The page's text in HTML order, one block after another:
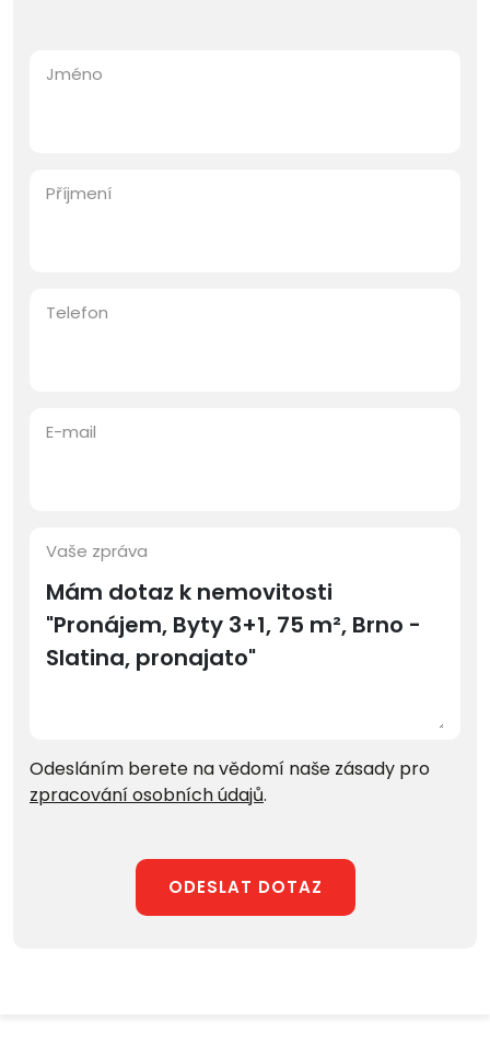
Jméno
Příjmení
Telefon
E-mail
Vaše zpráva
Odesláním berete na vědomí naše zásady pro
zpracování osobních údajů.
ODESLAT DOTAZ